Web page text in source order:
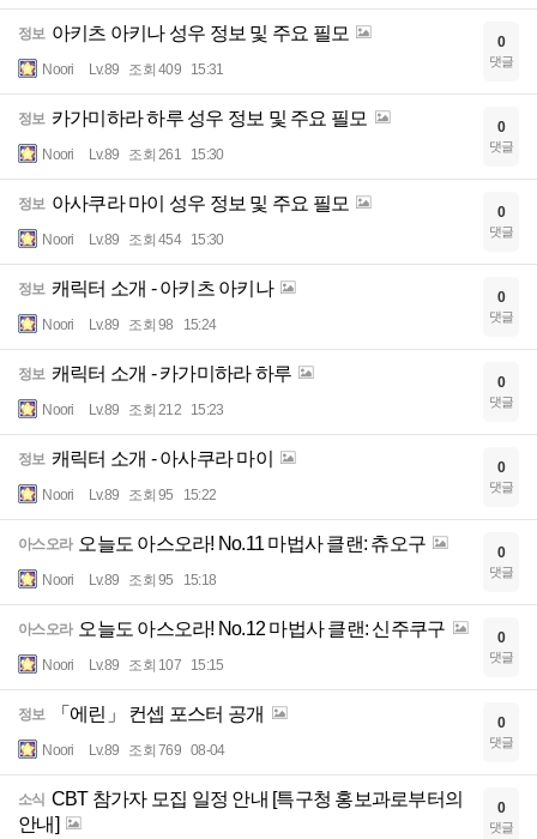
정보 아키츠 아키나 성우 정보 및 주요 필모
Noori Lv.89 조회 409 15:31
0
댓글
정보 카가미하라 하루 성우 정보 및 주요 필모
Noori Lv.89 조회 261 15:30
0
댓글
정보 아사쿠라 마이 성우 정보 및 주요 필모
Noori Lv.89 조회 454 15:30
0
댓글
정보 캐릭터 소개 - 아키츠 아키나
Noori Lv.89 조회 98 15:24
0
댓글
정보 캐릭터 소개 - 카가미하라 하루
Noori Lv.89 조회 212 15:23
0
댓글
정보 캐릭터 소개 - 아사쿠라 마이
Noori Lv.89 조회 95 15:22
0
댓글
아스오라 오늘도 아스오라! No.11 마법사 클랜: 츄오구
Noori Lv.89 조회 95 15:18
0
댓글
아스오라 오늘도 아스오라! No.12 마법사 클랜: 신주쿠구
Noori Lv.89 조회 107 15:15
0
댓글
정보 「에린」 컨셉 포스터 공개
Noori Lv.89 조회 769 08-04
0
댓글
소식 CBT 참가자 모집 일정 안내 [특구청 홍보과로부터의
안내]
0
댓글